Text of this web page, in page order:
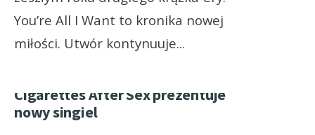
You’re All I Want to kronika nowej
miłości. Utwór kontynuuje...
Cigarettes After Sex prezentuje
nowy singiel